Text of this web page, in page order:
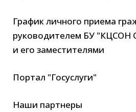
График личного приема
руководителем БУ "КЦСОН
и его заместителями
Портал "Госуслуги"
Наши партнеры